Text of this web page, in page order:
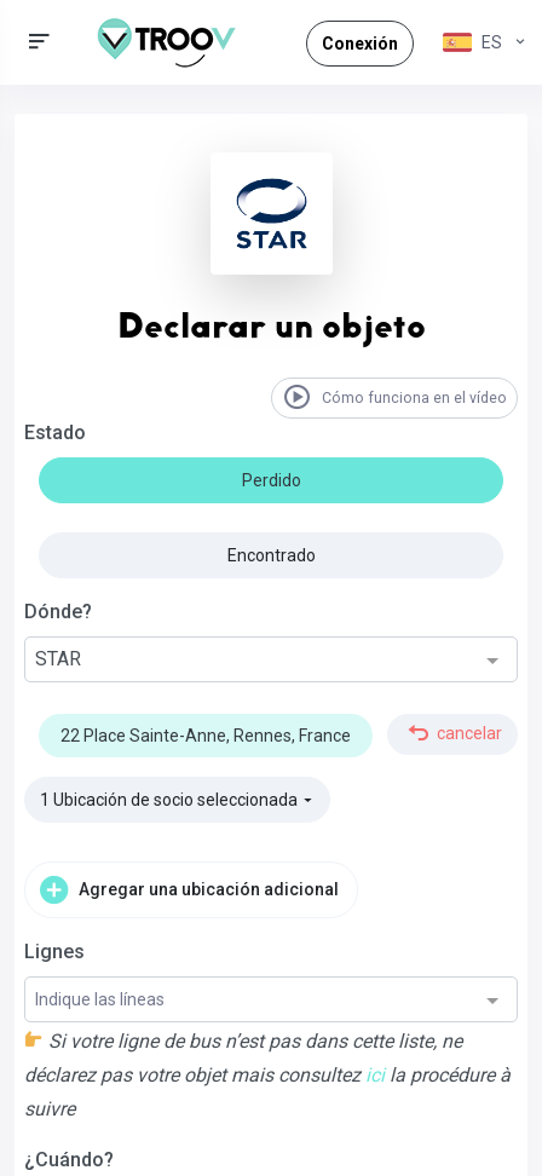
Conexión ES
Declarar un objeto
Cómo funciona en el vídeo
Estado
Perdido
Encontrado
Dónde?
STAR
cancelar
22 Place Sainte-Anne, Rennes, France
1 Ubicación de socio seleccionada ▼
Agregar una ubicación adicional
Lignes
Indique las líneas
Si votre ligne de bus n’est pas dans cette liste, ne
déclarez pas votre objet mais consultez icila procédure à
suivre
¿Cuándo?